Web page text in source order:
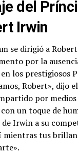
del
Irwin
se dirigió a
por la
los prestigiosos
Robert», dijo
por medios
un toque de
Irwin a su
mientras tus